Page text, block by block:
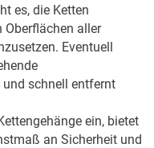
es, die Ketten
aller
Eventuell
schnell entfernt
ein, bietet
an Sicherheit und